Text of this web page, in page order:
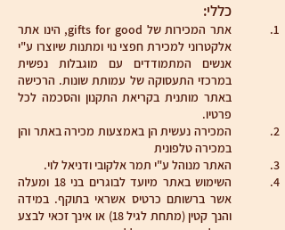
כללי:
אתר המכירות של gifts for good, הינו אתר
אלקטרוני למכירת חפצי נוי ומתנות שיוצרו ע"י
אנשים המתמודדים עם מוגבלות נפשית
במרכזי התעסוקה של עמותת שונות. הרכישה
באתר מותנית בקריאת התקנון והסכמה לכל
פרטיו.
המכירה נעשית הן באמצעות מכירה באתר והן
במכירה טלפונית
האתר מנוהל ע"י תמר אלקובי ודניאל לוי.
השימוש באתר מיועד לבוגרים בני 18 ומעלה
אשר ברשותם כרטיס אשראי בתוקף. במידה
והנך קטין (מתחת לגיל 18) או אינך זכאי לבצע